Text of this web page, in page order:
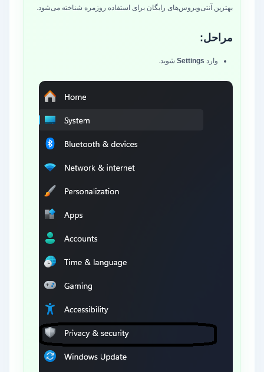
بهترین آنتی‌ویروس‌های رایگان برای استفاده روزمره شناخته می‌شود.
مراحل:
وارد Settingsشوید.